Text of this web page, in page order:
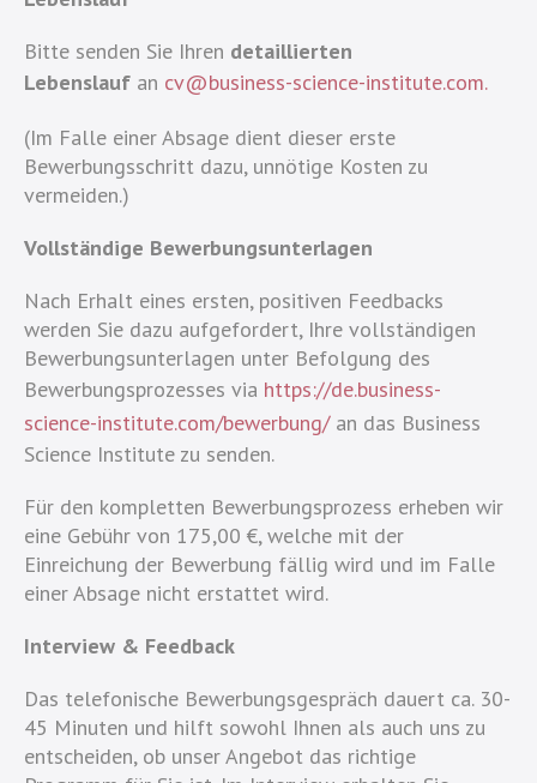
Bitte senden Sie Ihren detaillierten
Lebenslaufan cv@business-science-institute.com.
(Im Falle einer Absage dient dieser erste
Bewerbungsschritt dazu, unnötige Kosten zu
vermeiden.)
Vollständige Bewerbungsunterlagen
Nach Erhalt eines ersten, positiven Feedbacks
werden Sie dazu aufgefordert, Ihre vollständigen
Bewerbungsunterlagen unter Befolgung des
Bewerbungsprozesses via https://de.business-
science-institute.com/bewerbung/an das Business
Science Institute zu senden.
Für den kompletten Bewerbungsprozess erheben wir
eine Gebühr von 175,00 €, welche mit der
Einreichung der Bewerbung fällig wird und im Falle
einer Absage nicht erstattet wird.
Interview & Feedback
Das telefonische Bewerbungsgespräch dauert ca. 30-
45 Minuten und hilft sowohl Ihnen als auch uns zu
entscheiden, ob unser Angebot das richtige